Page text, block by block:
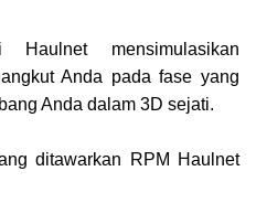
mensimulasikan
Anda pada fase yang
Anda dalam 3D sejati.
ditawarkan RPM Haulnet